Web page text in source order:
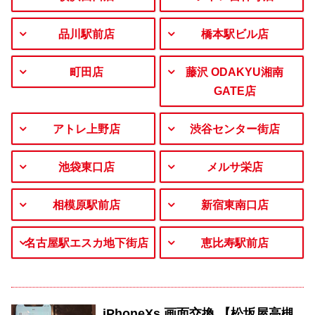
品川駅前店 橋本駅ビル店
町田店
藤沢 ODAKYU湘南
GATE店
アトレ上野店 渋谷センター街店
池袋東口店 メルサ栄店
相模原駅前店 新宿東南口店
名古屋駅エスカ地下街店 恵比寿駅前店